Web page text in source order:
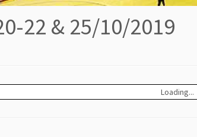
22 & 25/10/2019
Loading...